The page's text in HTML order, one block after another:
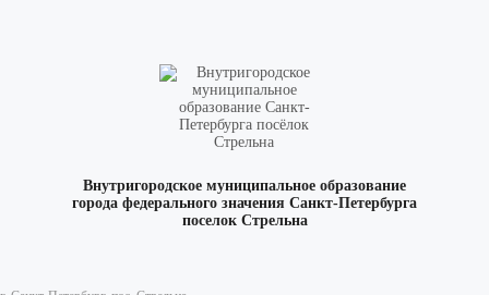
Внутригородское муниципальное образование
города федерального значения Санкт-Петербурга
поселок Стрельна